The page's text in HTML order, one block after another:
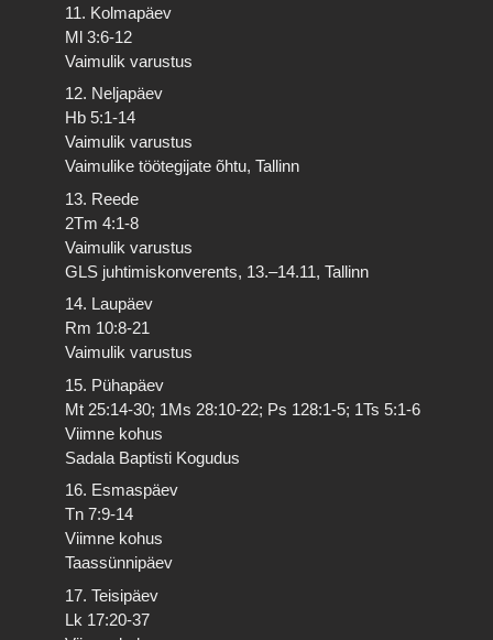
11. Kolmapäev
Ml 3:6-12
Vaimulik varustus
12. Neljapäev
Hb 5:1-14
Vaimulik varustus
Vaimulike töötegijate õhtu, Tallinn
13. Reede
2Tm 4:1-8
Vaimulik varustus
GLS juhtimiskonverents, 13.–14.11, Tallinn
14. Laupäev
Rm 10:8-21
Vaimulik varustus
15. Pühapäev
Mt 25:14-30; 1Ms 28:10-22; Ps 128:1-5; 1Ts 5:1-6
Viimne kohus
Sadala Baptisti Kogudus
16. Esmaspäev
Tn 7:9-14
Viimne kohus
Taassünnipäev
17. Teisipäev
Lk 17:20-37